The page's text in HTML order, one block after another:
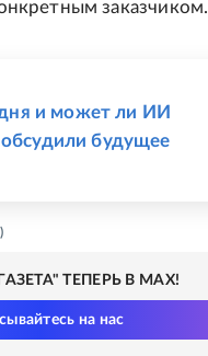
заказчиком.
и может ли ИИ
будущее
ТЕПЕРЬ В MAX!
на нас